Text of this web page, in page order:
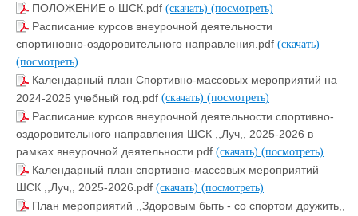
ПОЛОЖЕНИЕ о ШСК.pdf (скачать) (посмотреть)
Расписание курсов внеурочной деятельности
спортиновно-оздоровительного направления.pdf (скачать)
(посмотреть)
Календарный план Спортивно-массовых мероприятий на
2024-2025 учебный год.pdf (скачать) (посмотреть)
Расписание курсов внеурочной деятельности спортивно-
оздоровительного направления ШСК ,,Луч,, 2025-2026 в
рамках внеурочной деятельности.pdf (скачать) (посмотреть)
Календарный план спортивно-массовых мероприятий
ШСК ,,Луч,, 2025-2026.pdf (скачать) (посмотреть)
План мероприятий ,,Здоровым быть - со спортом дружить,,